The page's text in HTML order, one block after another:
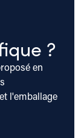
?
en
l'emballage